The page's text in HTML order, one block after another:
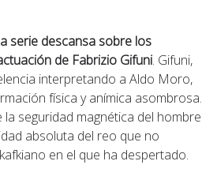
serie descansa sobre los
de Fabrizio Gifuni. Gifuni,
interpretando a Aldo Moro,
física y anímica asombrosa.
seguridad magnética del hombre
absoluta del reo que no
en el que ha despertado.